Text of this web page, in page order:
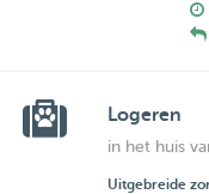
Logeren
in het huis
Uitgebreide